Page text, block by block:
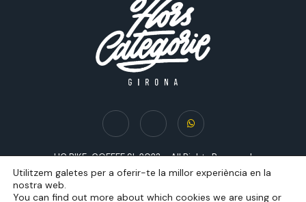
HC BIKE-COFFEE SL 2023 – All Rights Reserved
Utilitzem galetes per a oferir-te la millor experiència en la
nostra web.
You can find out more about which cookies we are using or